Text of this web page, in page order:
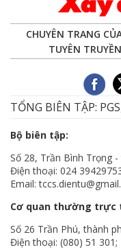
CHUYÊN TRANG
TUYÊN
TỔNG BIÊN TẬP:
Bộ biên tập:
Số 28, Trần Bình Trọng
Điện thoại: 024
Email:
Cơ quan thường trực
Số 26 Trần Phú, thành
Điện thoại: (080) 51 301;